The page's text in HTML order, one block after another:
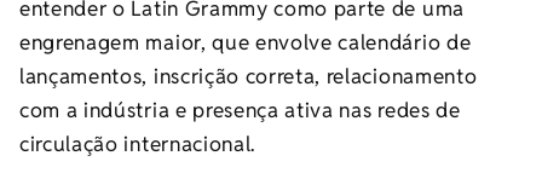
entender o Latin Grammy como parte de uma
engrenagem maior, que envolve calendário de
lançamentos, inscrição correta, relacionamento
com a indústria e presença ativa nas redes de
circulação internacional.